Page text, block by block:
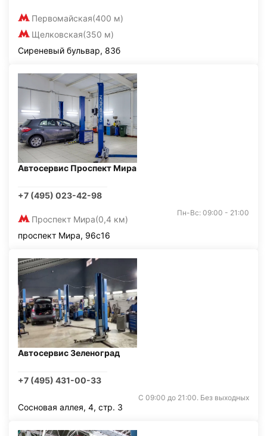
Первомайская(400 м)
Щелковская(350 м)
Сиреневый бульвар, 83б
Автосервис Проспект Мира
+7 (495) 023-42-98
Проспект Мира(0,4 км)
Пн-Вс: 09:00 - 21:00
проспект Мира, 96с16
Автосервис Зеленоград
+7 (495) 431-00-33
С 09:00 до 21:00. Без выходных
Сосновая аллея, 4, стр. 3